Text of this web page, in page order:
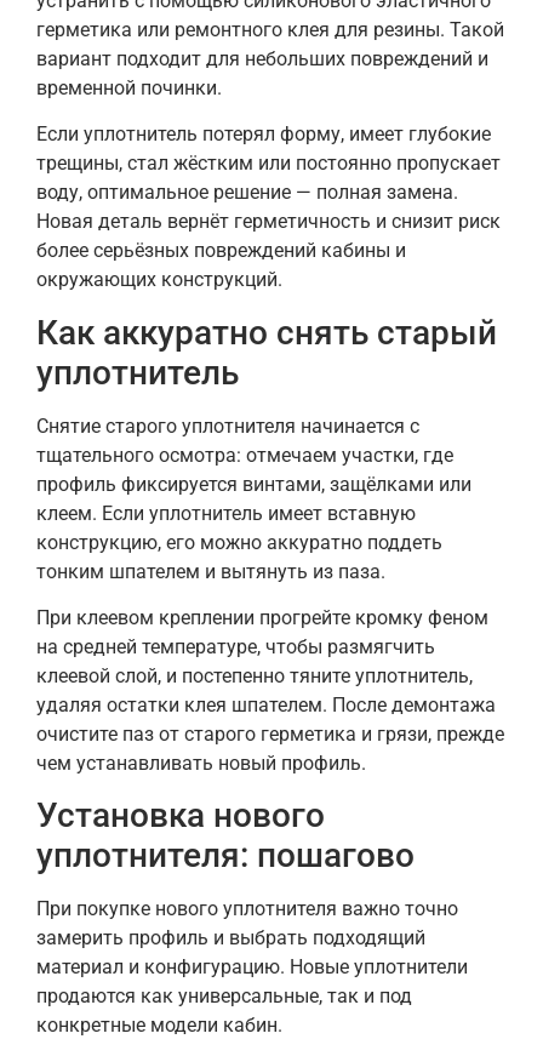
герметика или ремонтного клея для резины. Такой
вариант подходит для небольших повреждений и
временной починки.
Если уплотнитель потерял форму, имеет глубокие
трещины, стал жёстким или постоянно пропускает
воду, оптимальное решение — полная замена.
Новая деталь вернёт герметичность и снизит риск
более серьёзных повреждений кабины и
окружающих конструкций.
Как аккуратно снять старый
уплотнитель
Снятие старого уплотнителя начинается с
тщательного осмотра: отмечаем участки, где
профиль фиксируется винтами, защёлками или
клеем. Если уплотнитель имеет вставную
конструкцию, его можно аккуратно поддеть
тонким шпателем и вытянуть из паза.
При клеевом креплении прогрейте кромку феном
на средней температуре, чтобы размягчить
клеевой слой, и постепенно тяните уплотнитель,
удаляя остатки клея шпателем. После демонтажа
очистите паз от старого герметика и грязи, прежде
чем устанавливать новый профиль.
Установка нового
уплотнителя: пошагово
При покупке нового уплотнителя важно точно
замерить профиль и выбрать подходящий
материал и конфигурацию. Новые уплотнители
продаются как универсальные, так и под
конкретные модели кабин.